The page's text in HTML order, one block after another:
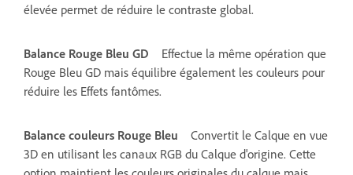
élevée permet de réduire le contraste global.
Balance Rouge Bleu GD
Effectue la même opération que
Rouge Bleu GD mais équilibre également les couleurs pour
réduire les Effets fantômes.
Balance couleurs Rouge Bleu
Convertit le Calque en vue
3D en utilisant les canaux RGB du Calque d'origine. Cette